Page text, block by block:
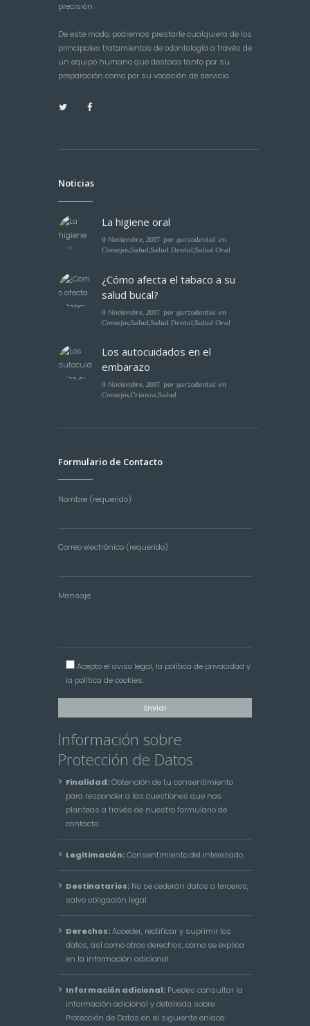
precisión.
De este modo, podremos prestarle cualquiera de los
principales tratamientos de odontología a través de
un equipo humano que destaca tanto por su
preparación como por su vocación de servicio.
Noticias
La higiene oral
9 Noviembre, 2017 porgarzodental en
Consejos,Salud,Salud Dental,Salud Oral
¿Cómo afecta el tabaco a su
salud bucal?
9 Noviembre, 2017 porgarzodental en
Consejos,Salud,Salud Dental,Salud Oral
Los autocuidados en el
embarazo
9 Noviembre, 2017 porgarzodental en
Consejos,Crianza,Salud
Formulario de Contacto
Nombre (requerido)
Correo electrónico (requerido)
Mensaje
Acepto elaviso legal, la política de privacidad y
la política de cookies.
Información sobre
Protección de Datos
Finalidad:Obtención de tu consentimiento
para responder a las cuestiones que nos
planteas a través de nuestro formulario de
contacto.
Legitimación:Consentimiento del interesado.
Destinatarios: No se cederán datos a terceros,
salvo obligación legal.
Derechos:Acceder, rectificar y suprimir los
datos, así como otros derechos, como se explica
en la información adicional.
Información adicional: Puedes consultar la
información adicional y detallada sobre
Protección de Datos en el siguiente enlace: